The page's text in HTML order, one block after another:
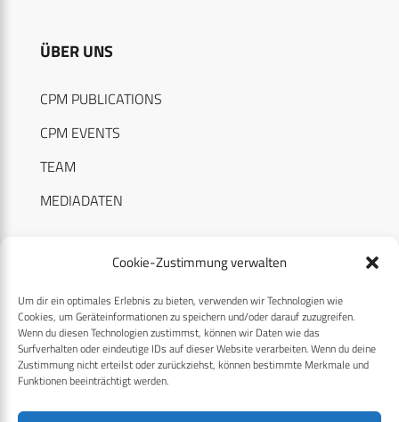
Cookie-Zustimmung verwalten
Um dir ein optimales Erlebnis zu bieten, verwenden wir Technologien wie
Cookies, um Geräteinformationen zu speichern und/oder darauf zuzugreifen.
Wenn du diesen Technologien zustimmst, können wir Daten wie das
Surfverhalten oder eindeutige IDs auf dieser Website verarbeiten. Wenn du deine
Zustimmung nicht erteilst oder zurückziehst, können bestimmte Merkmale und
Funktionen beeinträchtigt werden.
ÜBER UNS
CPM PUBLICATIONS
CPM EVENTS
TEAM
MEDIADATEN
RECHTLICHES
Datenschutzerklärung
Cookie-Richtlinie (EU)